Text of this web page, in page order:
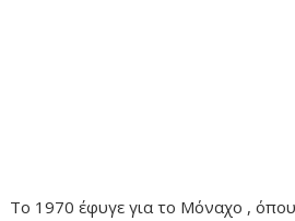
Το 1970 έφυγε για το Μόναχο , όπου